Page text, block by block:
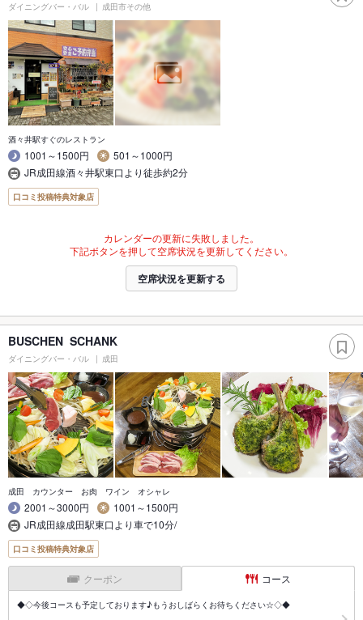
ダイニングバー・バル 成田市その他
酒々井駅すぐのレストラン
1001～1500円
501～1000円
JR成田線酒々井駅東口より徒歩約2分
口コミ投稿特典対象店
カレンダーの更新に失敗しました。
下記ボタンを押して空席状況を更新してください。
空席状況を更新する
BUSCHEN SCHANK
ダイニングバー・バル 成田
成田 カウンター お肉 ワイン オシャレ
2001～3000円
1001～1500円
JR成田線成田駅東口より車で10分/
口コミ投稿特典対象店
クーポン コース
◆◇今後コースも予定しております♪もうおしばらくお待ちください☆◇◆